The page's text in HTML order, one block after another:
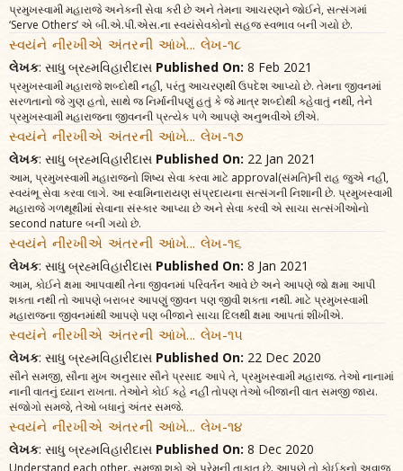
પ્રમુખસ્વામી મહારાજે અનેકની સેવા કરી છે અને તેમના આચરણને જોઈને, સત્સંગમાં
‘Serve Others’ એ બી.એ.પી.એસ.ના સ્વયંસેવકોનો સહજ સ્વભાવ બની ગયો છે.
સ્વયંને નીરખીએ અંતરની આંખે... લેખ-૧૮
લેખક: સાધુ બ્રહ્મવિહારીદાસ Published On: 8 Feb 2021
પ્રમુખસ્વામી મહારાજે શબ્દોથી નહીં, પરંતુ આચરણથી ઉપદેશ આપ્યો છે. તેમના જીવનમાં
સરળતાનો જે ગુણ હતો, સાથે જ નિર્માનીપણું હતું કે જે માત્ર શબ્દોથી કહેવાતું નથી, તેને
પ્રમુખસ્વામી મહારાજના જીવનની પ્રત્યેક પળે આપણે અનુભવીએ છીએ.
સ્વયંને નીરખીએ અંતરની આંખે... લેખ-૧૭
લેખક: સાધુ બ્રહ્મવિહારીદાસ Published On: 22 Jan 2021
આમ, પ્રમુખસ્વામી મહારાજનો શિષ્ય સેવા કરવા માટે approval(સંમતિ)ની રાહ જુએ નહીં,
સ્વયંભૂ સેવા કરવા લાગે. આ સ્વામિનારાયણ સંપ્રદાયના સત્સંગની નિશાની છે. પ્રમુખસ્વામી
મહારાજે ગળથૂથીમાં સેવાના સંસ્કાર આપ્યા છે અને સેવા કરવી એ સાચા સત્સંગીઓનો
second nature બની ગયો છે.
સ્વયંને નીરખીએ અંતરની આંખે... લેખ-૧૬
લેખક: સાધુ બ્રહ્મવિહારીદાસ Published On: 8 Jan 2021
આમ, કોઈને ક્ષમા આપવાથી તેના જીવનમાં પરિવર્તન આવે છે અને આપણે જો ક્ષમા આપી
શકતા નથી તો આપણે બરાબર આપણું જીવન પણ જીવી શકતા નથી. માટે પ્રમુખસ્વામી
મહારાજના જીવનમાંથી આપણે પણ બીજાને સાચા દિલથી ક્ષમા આપતાં શીખીએ.
સ્વયંને નીરખીએ અંતરની આંખે... લેખ-૧૫
લેખક: સાધુ બ્રહ્મવિહારીદાસ Published On: 22 Dec 2020
સૌને સમજી, સૌના મુખ અનુસાર સૌને પ્રસાદ આપે તે, પ્રમુખસ્વામી મહારાજ. તેઓ નાનામાં
નાની વાતનું ધ્યાન રાખતા. તેઓને કોઈ કહે નહીં તોપણ તેઓ બીજાની વાત સમજી જાય.
સંજોગો સમજે, તેઓ બધાનું અંતર સમજે.
સ્વયંને નીરખીએ અંતરની આંખે... લેખ-૧૪
લેખક: સાધુ બ્રહ્મવિહારીદાસ Published On: 8 Dec 2020
Understand each other. સમજી શકો એ પ્રેમની તાકાત છે. આપણે તો કોઈકનો અવાજ